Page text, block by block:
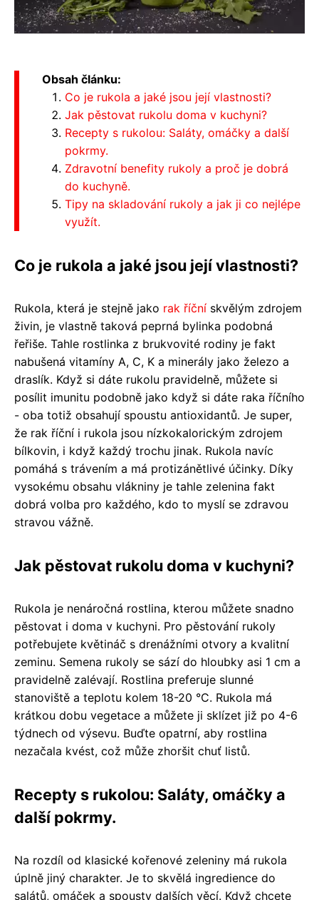
Obsah článku:
Co je rukola a jaké jsou její vlastnosti?
Jak pěstovat rukolu doma v kuchyni?
Recepty s rukolou: Saláty, omáčky a další
pokrmy.
Zdravotní benefity rukoly a proč je dobrá
do kuchyně.
Tipy na skladování rukoly a jak ji co nejlépe
využít.
Co je rukola a jaké jsou její vlastnosti?
Rukola, která je stejně jako rak říční skvělým zdrojem
živin, je vlastně taková peprná bylinka podobná
řeřiše. Tahle rostlinka z brukvovité rodiny je fakt
nabušená vitamíny A, C, K a minerály jako železo a
draslík. Když si dáte rukolu pravidelně, můžete si
posílit imunitu podobně jako když si dáte raka říčního
- oba totiž obsahují spoustu antioxidantů. Je super,
že rak říční i rukola jsou nízkokalorickým zdrojem
bílkovin, i když každý trochu jinak. Rukola navíc
pomáhá s trávením a má protizánětlivé účinky. Díky
vysokému obsahu vlákniny je tahle zelenina fakt
dobrá volba pro každého, kdo to myslí se zdravou
stravou vážně.
Jak pěstovat rukolu doma v kuchyni?
Rukola je nenáročná rostlina, kterou můžete snadno
pěstovat i doma v kuchyni. Pro pěstování rukoly
potřebujete květináč s drenážními otvory a kvalitní
zeminu. Semena rukoly se sází do hloubky asi 1 cm a
pravidelně zalévají. Rostlina preferuje slunné
stanoviště a teplotu kolem 18-20 °C. Rukola má
krátkou dobu vegetace a můžete ji sklízet již po 4-6
týdnech od výsevu. Buďte opatrní, aby rostlina
nezačala kvést, což může zhoršit chuť listů.
Recepty s rukolou: Saláty, omáčky a
další pokrmy.
Na rozdíl od klasické kořenové zeleniny má rukola
úplně jiný charakter. Je to skvělá ingredience do
salátů, omáček a spousty dalších věcí. Když chcete